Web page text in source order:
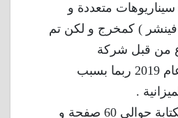
متعددة و
فينشر ) كمخرج و لكن تم
من قبل شركة
“باراماونت” عام 2019 ربما بسبب
.
بلغت إعادة الكتابة حوالي 60 صفحة و